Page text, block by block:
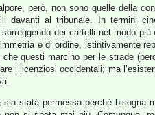
però, non sono quelle della
davanti al tribunale. In termini
dei cartelli nel modo
e di ordine, istintivamente
questi marcino per le strade
i licenziosi occidentali; ma
sia stata permessa perché